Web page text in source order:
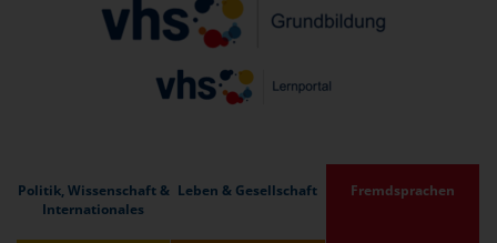
Politik, Wissenschaft &
Internationales
Leben & Gesellschaft Fremdsprachen